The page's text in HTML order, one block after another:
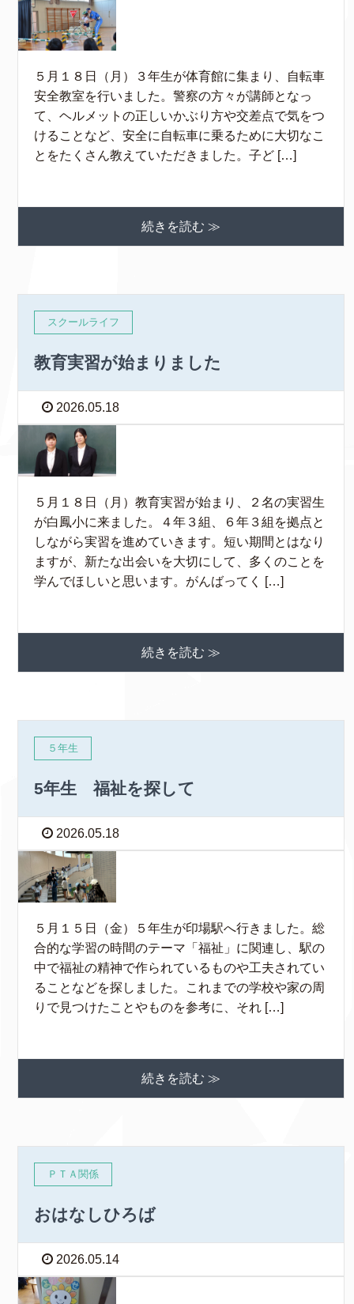
５月１８日（月）３年生が体育館に集まり、自転車
安全教室を行いました。警察の方々が講師となっ
て、ヘルメットの正しいかぶり方や交差点で気をつ
けることなど、安全に自転車に乗るために大切なこ
とをたくさん教えていただきました。子ど […]
続きを読む ≫
スクールライフ
教育実習が始まりました
2026.05.18
５月１８日（月）教育実習が始まり、２名の実習生
が白鳳小に来ました。４年３組、６年３組を拠点と
しながら実習を進めていきます。短い期間とはなり
ますが、新たな出会いを大切にして、多くのことを
学んでほしいと思います。がんばってく […]
続きを読む ≫
５年生
5年生 福祉を探して
2026.05.18
５月１５日（金）５年生が印場駅へ行きました。総
合的な学習の時間のテーマ「福祉」に関連し、駅の
中で福祉の精神で作られているものや工夫されてい
ることなどを探しました。これまでの学校や家の周
りで見つけたことやものを参考に、それ […]
続きを読む ≫
ＰＴＡ関係
おはなしひろば
2026.05.14